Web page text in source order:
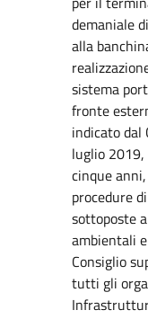
demaniale
alla
sistema
fronte
indicato dal
luglio
cinque
procedure
sottoposte
ambientali
Consiglio
tutti gli